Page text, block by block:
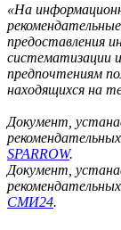
«На
предоставления
систематизации
предпочтениям
находящихся на
Документ,
SPARROW.
Документ,
СМИ24.